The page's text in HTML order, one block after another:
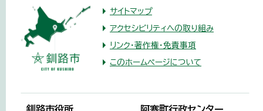
サイトマップ
アクセシビリティへの取り組み
リンク・著作権・免責事項
このホームページについて